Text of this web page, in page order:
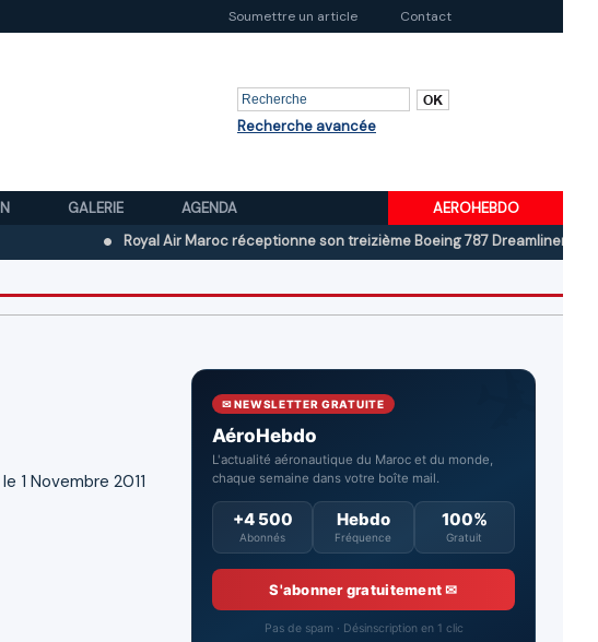
Soumettre un article Contact
Recherche avancée
GALERIE AGENDA
AEROHEBDO
Royal Air Maroc réceptionne son treizième Boeing 787 Dreamliner
Boeing
1 Novembre 2011
✉ NEWSLETTER GRATUITE
AéroHebdo
L'actualité aéronautique du Maroc et du monde,
chaque semaine dans votre boîte mail.
+4 500
Abonnés
Hebdo
Fréquence
100%
Gratuit
S'abonner gratuitement ✉
Pas de spam · Désinscription en 1 clic